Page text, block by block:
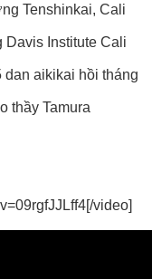
Tenshinkai, Cali
Davis Institute Cali
aikikai hồi tháng
thầy Tamura
video]